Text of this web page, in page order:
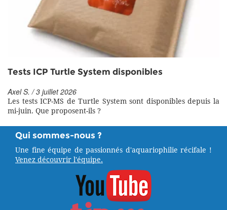
Tests ICP Turtle System disponibles
Axel S. / 3 juillet 2026
Les tests ICP-MS de Turtle System sont disponibles depuis la
mi-juin. Que proposent-ils ?
Qui sommes-nous ?
Une fine équipe de passionnés d'aquariophilie récifale !
Venez découvrir l'équipe.